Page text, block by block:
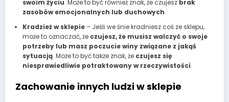
swoim życiu. Może to być również znak, że czujesz brak
zasobów emocjonalnych lub duchowych.
Kradzież w sklepie– Jeśli we śnie kradniesz coś ze sklepu,
może to oznaczać, że czujesz, że musisz walczyć o swoje
potrzeby lub masz poczucie winy związane z jakąś
sytuacją. Może to być także znak, że czujesz się
niesprawiedliwie potraktowany w rzeczywistości.
Zachowanie innych ludzi w sklepie